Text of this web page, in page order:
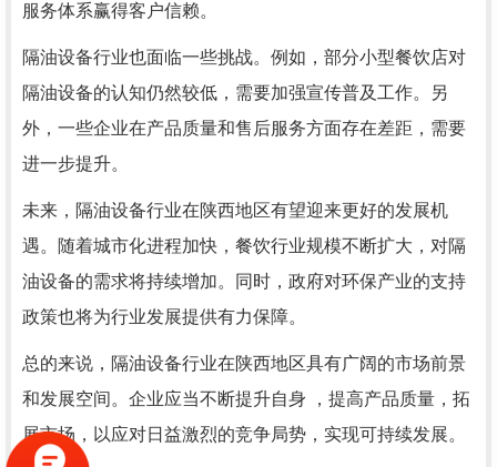
服务体系赢得客户信赖。
隔油设备行业也面临一些挑战。例如，部分小型餐饮店对
隔油设备的认知仍然较低，需要加强宣传普及工作。另
外，一些企业在产品质量和售后服务方面存在差距，需要
进一步提升。
未来，隔油设备行业在陕西地区有望迎来更好的发展机
遇。随着城市化进程加快，餐饮行业规模不断扩大，对隔
油设备的需求将持续增加。同时，政府对环保产业的支持
政策也将为行业发展提供有力保障。
总的来说，隔油设备行业在陕西地区具有广阔的市场前景
和发展空间。企业应当不断提升自身 ，提高产品质量，拓
展市场，以应对日益激烈的竞争局势，实现可持续发展。